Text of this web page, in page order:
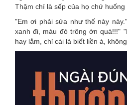
Thậm chí là sếp của họ chứ huống
"Em ơi phải sửa như thế này
xanh đi, màu đỏ trông ớn quá!!!"
hay lắm, chỉ cái là biết liền à,